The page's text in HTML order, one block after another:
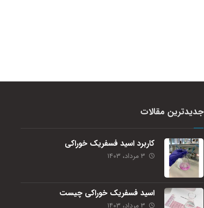
جدیدترین مقالات
کاربرد اسید فسفریک خوراکی
۳ مرداد، ۱۴۰۳
اسید فسفریک خوراکی چیست
۳ مرداد، ۱۴۰۳